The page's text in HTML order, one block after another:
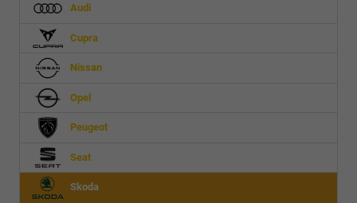
Audi
Cupra
Nissan
Opel
Peugeot
Seat
Skoda